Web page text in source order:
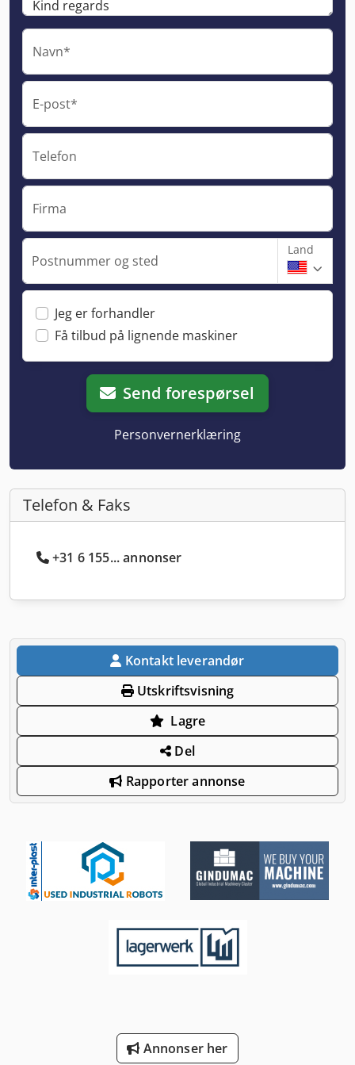
Navn*
E-post*
Telefon
Firma
Postnummer og sted
Land
Jeg er forhandler
Få tilbud på lignende maskiner
Send forespørsel
Personvernerklæring
Telefon & Faks
+31 6 155... annonser
Kontakt leverandør
Utskriftsvisning
Lagre
Del
Rapporter annonse
Annonser her